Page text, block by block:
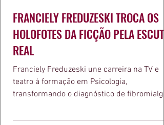
FRANCIELY FREDUZESKI TROCA OS
HOLOFOTES DA FICÇÃO PELA ESCUTA
REAL
Franciely Freduzeski une carreira na TV e
teatro à formação em Psicologia,
transformando o diagnóstico de fibromialgia
medalha Chiquinha Gonzaga.